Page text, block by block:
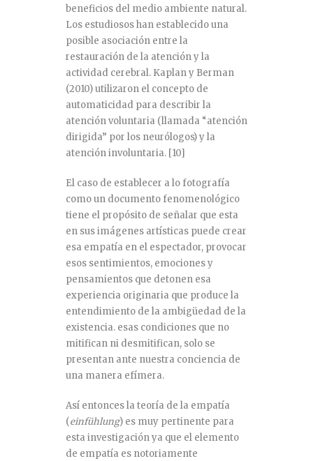
beneficios del medio ambiente natural.
Los estudiosos han establecido una
posible asociación entre la
restauración de la atención y la
actividad cerebral. Kaplan y Berman
(2010) utilizaron el concepto de
automaticidad para describir la
atención voluntaria (llamada “atención
dirigida” por los neurólogos) y la
atención involuntaria. [10]
El caso de establecer a lo fotografía
como un documento fenomenológico
tiene el propósito de señalar que esta
en sus imágenes artísticas puede crear
esa empatía en el espectador, provocar
esos sentimientos, emociones y
pensamientos que detonen esa
experiencia originaria que produce la
entendimiento de la ambigüedad de la
existencia. esas condiciones que no
mitifican ni desmitifican, solo se
presentan ante nuestra conciencia de
una manera efímera.
Así entonces la teoría de la empatía
(einfühlung) es muy pertinente para
esta investigación ya que el elemento
de empatía es notoriamente